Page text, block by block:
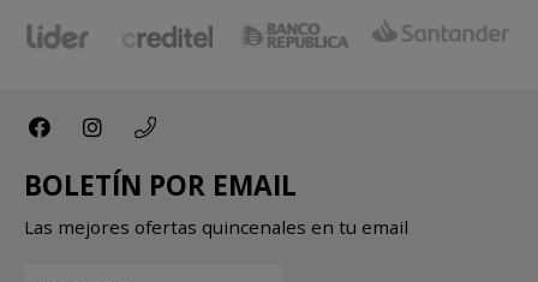
BOLETÍN POR EMAIL
Las mejores ofertas quincenales en tu email